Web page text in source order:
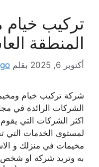
تركيب
المنطقة
أكتوبر 6, 2025 بقلم
شركة تركيب خيام
الشركات الرائدة في
اكثر الشركات التي يقوم
لمستوى الخدمات التي
مخيمات في منزلك و
به وتريد شركة او